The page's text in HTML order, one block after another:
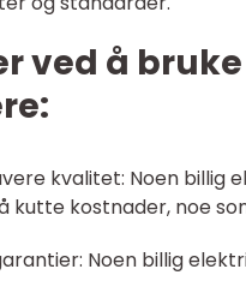
ved å
kvalitet: Noen billig
kutte kostnader, noe
Noen billig